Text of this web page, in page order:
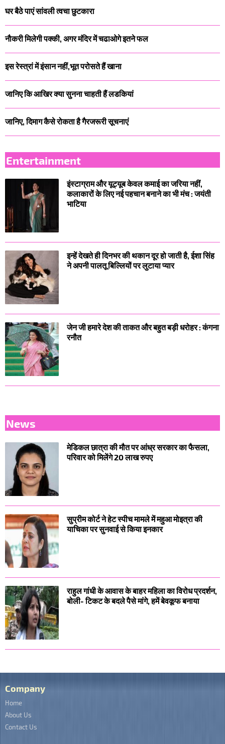
घर बैठे पाएं सांवली त्वचा छुटकारा
नाैकरी मिलेगी पक्‍की, अगर मंदिर में चढाओगे इतने फल
इस रेस्त्रां में इंसान नहीं,भूत परोसते हैं खाना
जानिए कि आखिर क्या सुनना चाहती हैं लडकियां
जानिए, दिमाग कैसे रोकता है गैरजरूरी सूचनाएं
Entertainment
इंस्टाग्राम और यूट्यूब केवल कमाई का जरिया नहीं,
कलाकारों के लिए नई पहचान बनाने का भी मंच : जयंती
भाटिया
इन्हें देखते ही दिनभर की थकान दूर हो जाती है, ईशा सिंह
ने अपनी पालतू बिल्लियों पर लुटाया प्यार
जेन जी हमारे देश की ताकत और बहुत बड़ी धरोहर : कंगना
रनौत
News
मेडिकल छात्रा की मौत पर आंध्र सरकार का फैसला,
परिवार को मिलेंगे 20 लाख रुपए
सुप्रीम कोर्ट ने हेट स्पीच मामले में महुआ मोइत्रा की
याचिका पर सुनवाई से किया इनकार
राहुल गांधी के आवास के बाहर महिला का विरोध प्रदर्शन,
बोली- टिकट के बदले पैसे मांगे, हमें बेवकूफ बनाया
Company
Home
About Us
Contact Us